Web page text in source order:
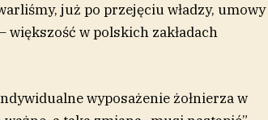
już po przejęciu władzy, umowy
większość w polskich zakładach
wyposażenie żołnierza w